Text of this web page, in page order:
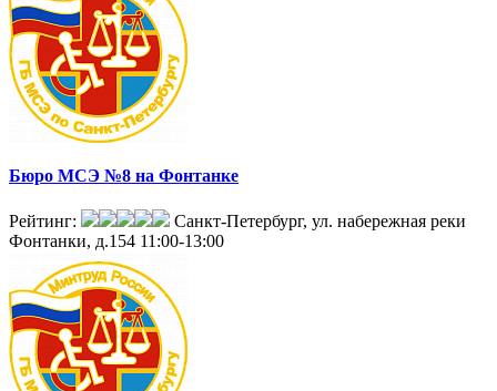
Бюро МСЭ №8 на Фонтанке
Рейтинг:
Санкт-Петербург, ул. набережная реки
Фонтанки, д.154 11:00-13:00